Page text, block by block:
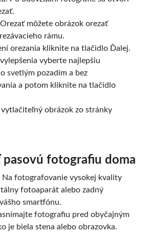
môžete obrázok orezať
rámu.
orezania kliknite na tlačidlo Ďalej.
vyberte najlepšiu
svetlým pozadím a bez
a potom kliknite na tlačidlo
obrázok zo stránky
fotografiu doma
Na fotografovanie vysokej kvality
fotoaparát alebo zadný
smartfónu.
fotografiu pred obyčajným
je biela stena alebo obrazovka.